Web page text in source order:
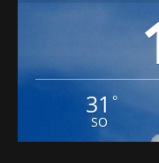
31 °
SO